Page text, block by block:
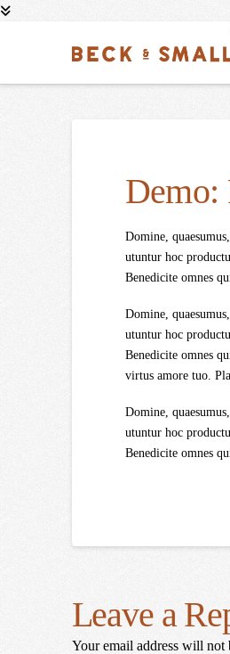
Demo:
Domine,
utuntur hoc
Benedicite omnes
Domine,
utuntur hoc
Benedicite omnes
virtus amore tuo.
Domine,
utuntur hoc
Benedicite omnes
Leave a
Your email address will not